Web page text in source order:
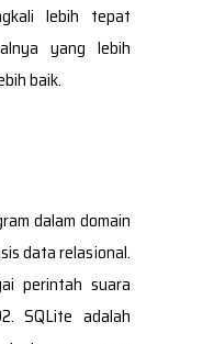
lebih tepat
yang lebih
baik.
dalam domain
data relasional.
perintah suara
SQLite adalah